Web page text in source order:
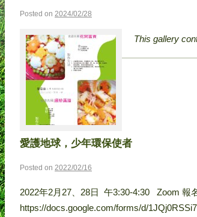
Posted on 2024/02/28
This gallery
愛護地球，少年環保使者
Posted on 2022/02/16
2022年2月27、28日 午3:30-4:30 Zoom 報
https://docs.google.com/forms/d/